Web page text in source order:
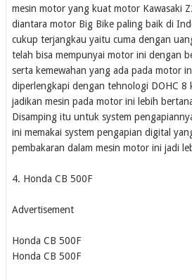
mesin motor yang kuat motor Kawasaki
diantara motor Big Bike paling baik di
cukup terjangkau yaitu cuma dengan
telah bisa mempunyai motor ini dengan
serta kemewahan yang ada pada motor
diperlengkapi dengan tehnologi DOHC 8
jadikan mesin pada motor ini lebih
Disamping itu untuk system
ini memakai system pengapian digital
pembakaran dalam mesin motor ini jadi
4. Honda CB 500F
Advertisement
Honda CB 500F
Honda CB 500F